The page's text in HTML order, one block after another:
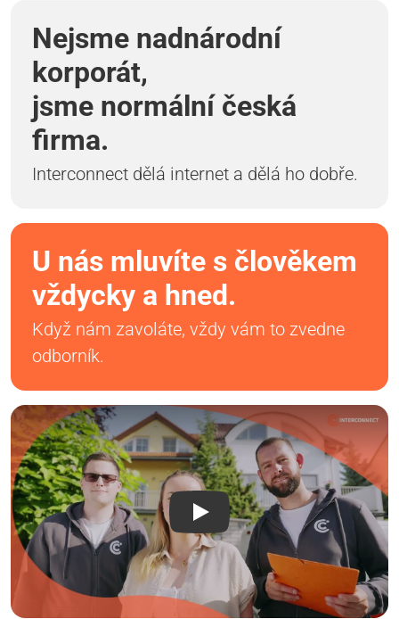
Nejsme nadnárodní
korporát,
jsme normální česká
firma.
Interconnect dělá internet a dělá ho dobře.
U nás mluvíte s člověkem
vždycky a hned.
Když nám zavoláte, vždy vám to zvedne
odborník.